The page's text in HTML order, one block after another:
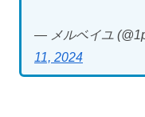
— メルベイユ
11, 2024